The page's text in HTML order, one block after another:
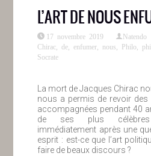
L’ART DE NOUS
17 novembre 2019 Natendo
Chirac ,de ,enfumer nous Philo
Socrate
La mort de Jacques Chirac
nous a permis de revoir
accompagnées pendant 40
de ses plus
immédiatement après une
esprit : est-ce que l’art
faire de beaux discours ?